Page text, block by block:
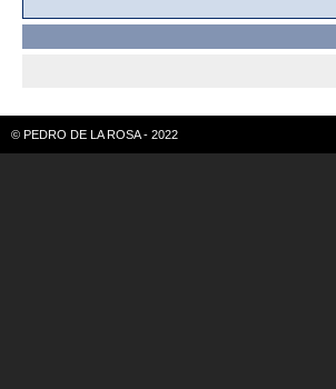
© PEDRO DE LA ROSA - 2022